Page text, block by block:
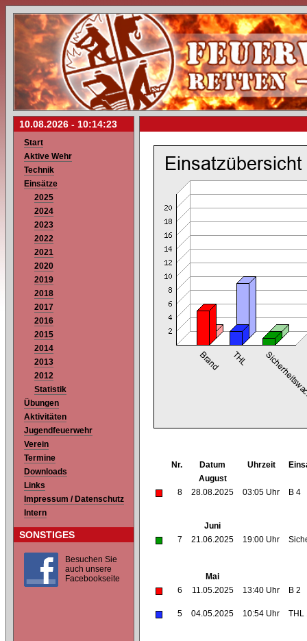
10.08.2026 - 10:14:23
Start
Aktive Wehr
Technik
Einsätze
2025
2024
2023
2022
2021
2020
2019
2018
2017
2016
2015
2014
2013
2012
Statistik
Übungen
Aktivitäten
Jugendfeuerwehr
Verein
Termine
Downloads
Links
Impressum / Datenschutz
Intern
SONSTIGES
Besuchen Sie
auch unsere
Facebookseite
Nr. Datum Uhrzeit
August
8
28.08.2025 03:05 Uhr B 4
Juni
7
21.06.2025 19:00 Uhr
Mai
6
11.05.2025 13:40 Uhr B 2
5 04.05.2025 10:54 Uhr THL